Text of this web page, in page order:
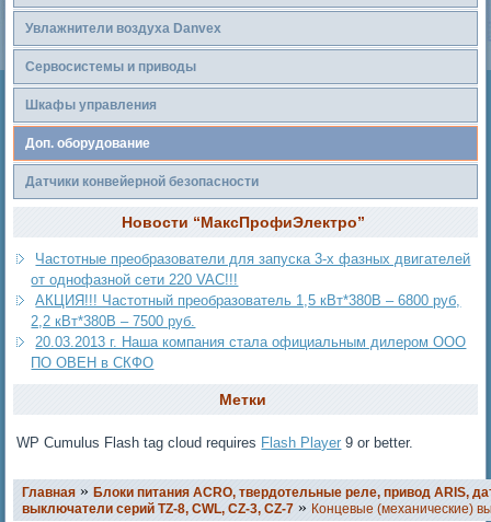
Увлажнители воздуха Danvex
Сервосистемы и приводы
Шкафы управления
Доп. оборудование
Датчики конвейерной безопасности
Новости “МаксПрофиЭлектро”
Частотные преобразователи для запуска 3-х фазных двигателей
от однофазной сети 220 VAC!!!
АКЦИЯ!!! Частотный преобразователь 1,5 кВт*380В – 6800 руб,
2,2 кВт*380В – 7500 руб.
20.03.2013 г. Наша компания стала официальным дилером ООО
ПО ОВЕН в СКФО
Метки
WP Cumulus Flash tag cloud requires Flash Player 9 or better.
Главная »Блоки питания ACRO, твердотельные реле, привод ARIS,
выключатели серий TZ-8, CWL, CZ-3, CZ-7 » Концевые (механические)